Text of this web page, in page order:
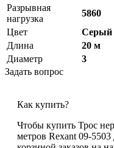
Разрывная
нагрузка
5860
Цвет
Серый
Длина
20 м
Диаметр
3
Задать вопрос
Как купить?
Чтобы купить Трос
метров Rexant 09-5503